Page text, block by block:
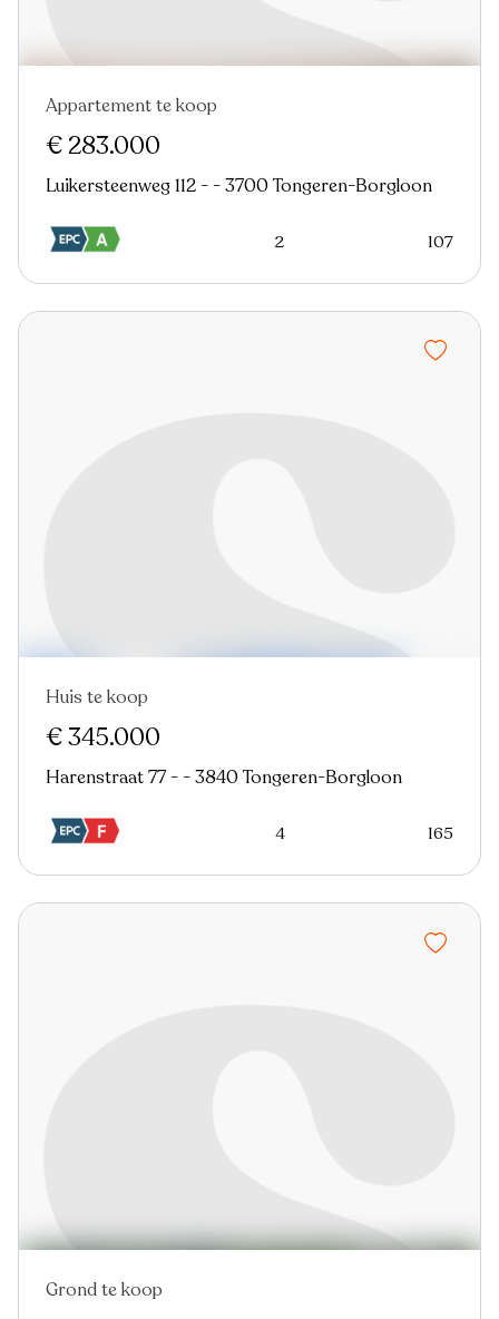
Verkocht Nieuw
Appartement te koop
€ 283.000
Luikersteenweg 112 - - 3700 Tongeren-Borgloon
2 107
Nieuw
Huis te koop
€ 345.000
Harenstraat 77 - - 3840 Tongeren-Borgloon
4 165
Nieuw
Grond te koop